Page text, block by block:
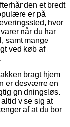
et bredt
er på
hvor
når du har
samt mange
ved køb af
bragt hjem
er desværre en
gnidningsløs.
vise sig at
af at du bor